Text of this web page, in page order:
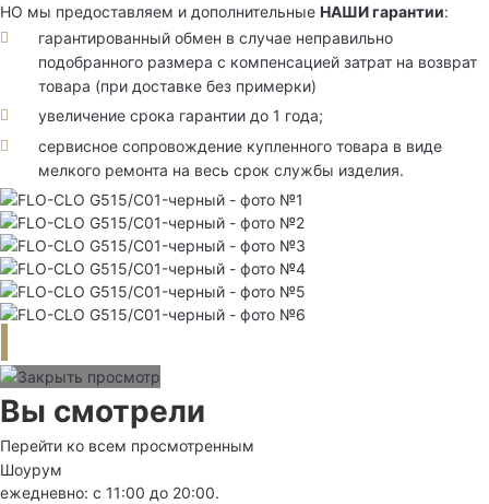
НО мы предоставляем и дополнительные НАШИ гарантии:
гарантированный обмен в случае неправильно
подобранного размера с компенсацией затрат на возврат
товара (при доставке без примерки)
увеличение срока гарантии до 1 года;
сервисное сопровождение купленного товара в виде
мелкого ремонта на весь срок службы изделия.
Вы смотрели
Перейти ко всем просмотренным
Шоурум
ежедневно: с 11:00 до 20:00.